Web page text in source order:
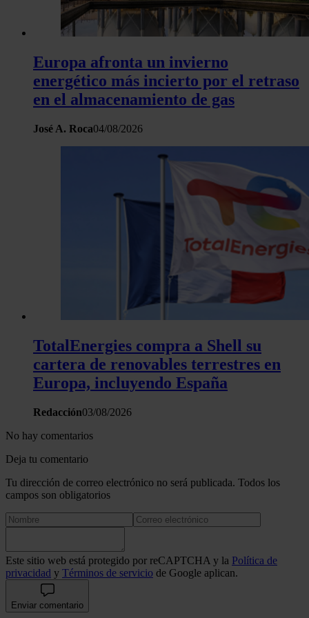
Europa afronta un invierno
energético más incierto por el retraso
en el almacenamiento de gas
José A. Roca04/08/2026
TotalEnergies compra a Shell su
cartera de renovables terrestres en
Europa, incluyendo España
Redacción03/08/2026
No hay comentarios
Deja tu comentario
Tu dirección de correo electrónico no será publicada. Todos los
campos son obligatorios
Este sitio web está protegido por reCAPTCHA y la Política de
privacidad y Términos de servicio de Google aplican.
Enviar comentario